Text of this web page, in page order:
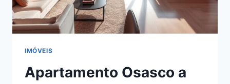
IMÓVEIS
Apartamento Osasco a